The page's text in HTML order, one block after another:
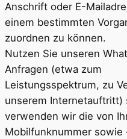
Anschrift oder E-
einem bestimmten
zuordnen zu können.
Nutzen Sie unseren
Anfragen (etwa zum
Leistungsspektrum, zu
unserem Internetauftritt)
verwenden wir die von
Mobilfunknummer sowie